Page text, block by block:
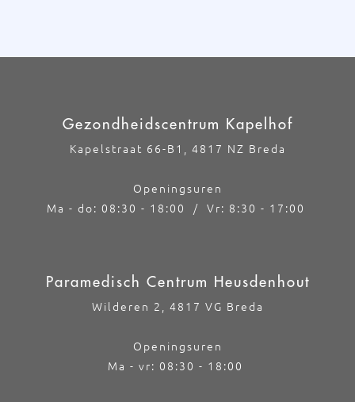
Gezondheidscentrum Kapelhof
Kapelstraat 66-B1, 4817 NZ Breda
Openingsuren
Ma - do: 08:30 - 18:00 / Vr: 8:30 - 17:00
Paramedisch Centrum Heusdenhout
Wilderen 2, 4817 VG Breda
Openingsuren
Ma - vr: 08:30 - 18:00